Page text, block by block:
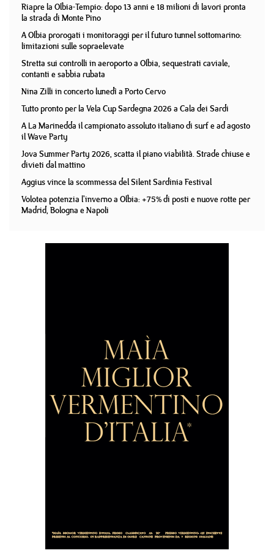
Riapre la Olbia-Tempio: dopo 13 anni e 18 milioni di lavori pronta
la strada di Monte Pino
A Olbia prorogati i monitoraggi per il futuro tunnel sottomarino:
limitazioni sulle sopraelevate
Stretta sui controlli in aeroporto a Olbia, sequestrati caviale,
contanti e sabbia rubata
Nina Zilli in concerto lunedì a Porto Cervo
Tutto pronto per la Vela Cup Sardegna 2026 a Cala dei Sardi
A La Marinedda il campionato assoluto italiano di surf e ad agosto
il Wave Party
Jova Summer Party 2026, scatta il piano viabilità. Strade chiuse e
divieti dal mattino
Aggius vince la scommessa del Silent Sardinia Festival
Volotea potenzia l'inverno a Olbia: +75% di posti e nuove rotte per
Madrid, Bologna e Napoli